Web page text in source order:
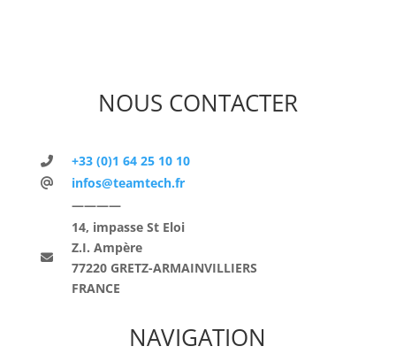
NOUS CONTACTER
+33 (0)1 64 25 10 10
infos@teamtech.fr
————
14, impasse St Eloi
Z.I. Ampère
77220 GRETZ-ARMAINVILLIERS
FRANCE
NAVIGATION